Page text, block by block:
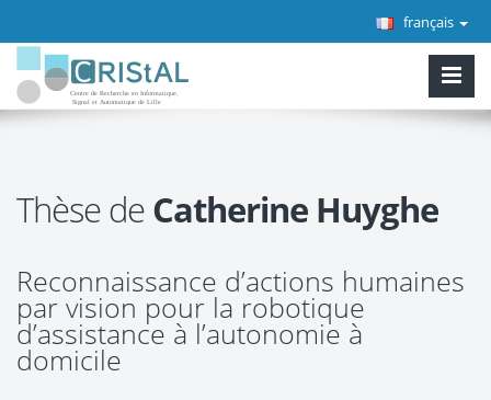
français
Thèse deCatherine Huyghe
Reconnaissance d’actions humaines
par vision pour la robotique
d’assistance à l’autonomie à
domicile